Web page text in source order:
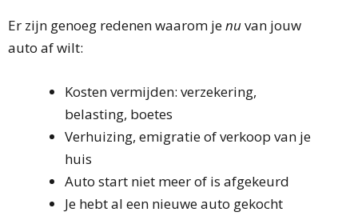
Er zijn genoeg redenen waarom jenuvan jouw
auto af wilt:
Kosten vermijden: verzekering,
belasting, boetes
Verhuizing, emigratie of verkoop van je
huis
Auto start niet meer of is afgekeurd
Je hebt al een nieuwe auto gekocht